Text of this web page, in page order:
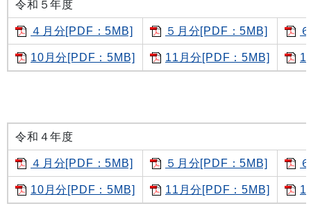
令和５年度
４月分[PDF：5MB] ５月分[PDF：5MB]
10月分[PDF：5MB] 11月分[PDF：5MB]
令和４年度
４月分[PDF：5MB] ５月分[PDF：5MB]
10月分[PDF：5MB] 11月分[PDF：5MB]